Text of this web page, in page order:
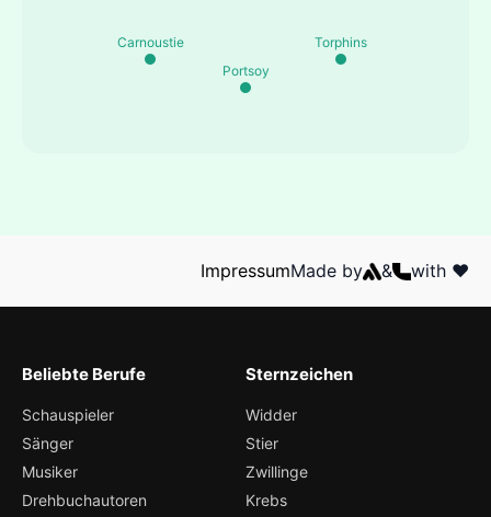
Torphins
Portsoy
Carnoustie
ImpressumMade by & with ❤️
Beliebte Berufe
Schauspieler
Sänger
Musiker
Drehbuchautoren
Sternzeichen
Widder
Stier
Zwillinge
Krebs